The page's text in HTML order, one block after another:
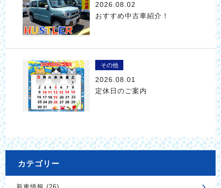
2026.08.02
おすすめ中古車紹介！
その他
2026.08.01
定休日のご案内
カテゴリー